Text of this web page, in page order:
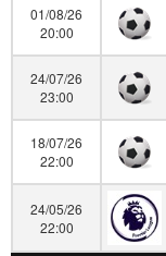
01/08/26
20:00
24/07/26
23:00
18/07/26
22:00
24/05/26
22:00